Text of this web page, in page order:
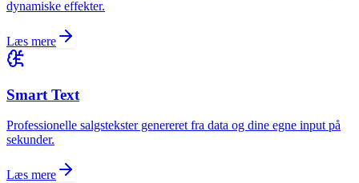
dynamiske effekter.
Læs mere
Smart Text
Professionelle salgstekster genereret fra data og dine egne input på
sekunder.
Læs mere